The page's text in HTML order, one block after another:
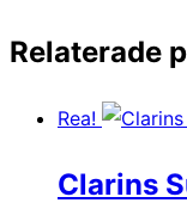
Relaterade
Rea!
Clarins